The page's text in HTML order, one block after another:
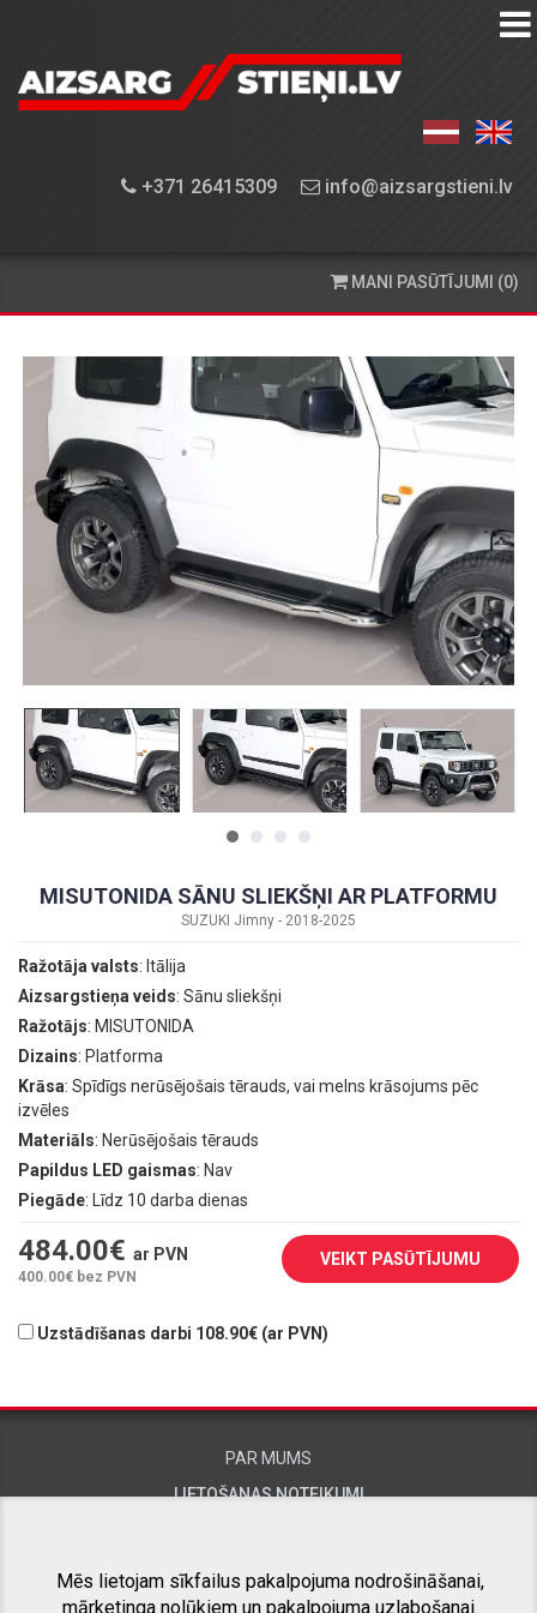
+371 26415309 info@aizsargstieni.lv
AIZSARGSTIEŅU
APRĪKOJUMA
PIEGĀDE
KONTAKTINFORMĀCIJA
MANI PASŪTĪJUMI (0)
MISUTONIDA SĀNU SLIEKŠŅI AR PLATFORMU
SUZUKI Jimny - 2018-2025
Ražotāja valsts: Itālija
Aizsargstieņa veids: Sānu sliekšņi
Ražotājs: MISUTONIDA
Dizains: Platforma
Krāsa: Spīdīgs nerūsējošais tērauds, vai melns krāsojums pēc
izvēles
Materiāls: Nerūsējošais tērauds
Papildus LED gaismas: Nav
Piegāde: Līdz 10 darba dienas
484.00€ ar PVN
400.00€ bez PVN
VEIKT PASŪTĪJUMU
Uzstādīšanas darbi 108.90€ (ar PVN)
PAR MUMS
LIETOŠANAS NOTEIKUMI
Mēs lietojam sīkfailus pakalpojuma nodrošināšanai,
mārketinga nolūkiem un pakalpojuma uzlabošanai.